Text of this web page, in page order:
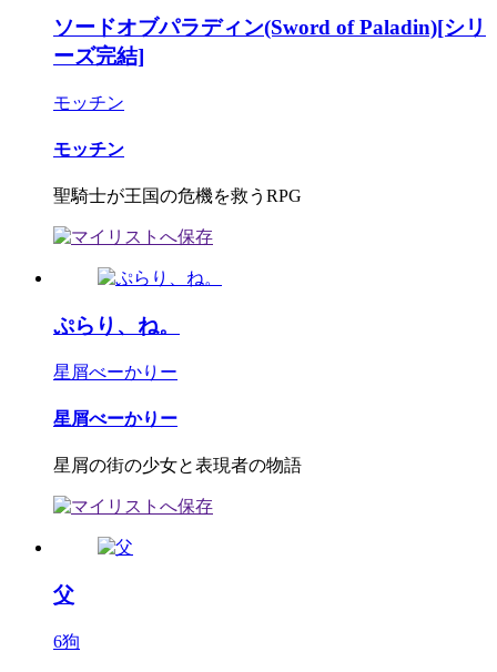
ソードオブパラディン(Sword of Paladin)[シリ
ーズ完結]
モッチン
モッチン
聖騎士が王国の危機を救うRPG
ぷらり、ね。
星屑べーかりー
星屑べーかりー
星屑の街の少女と表現者の物語
父
6狗